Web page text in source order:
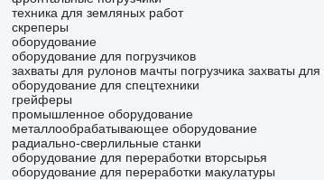
техника для земляных работ
скреперы
оборудование
оборудование для погрузчиков
захваты для рулонов мачты погрузчика захваты для
оборудование для спецтехники
грейферы
промышленное оборудование
металлообрабатывающее оборудование
радиально-сверлильные станки
оборудование для переработки вторсырья
оборудование для переработки макулатуры